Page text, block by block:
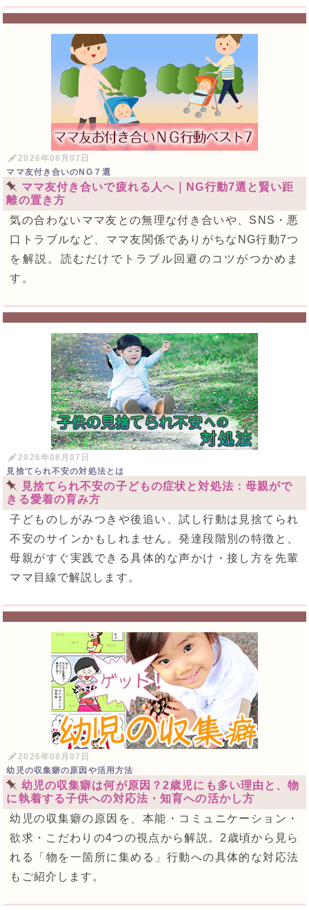
2026年08月07日
ママ友付き合いのNG７選
ママ友付き合いで疲れる人へ｜NG行動7選と賢い距
離の置き方
気の合わないママ友との無理な付き合いや、SNS・悪
口トラブルなど、ママ友関係でありがちなNG行動7つ
を解説。読むだけでトラブル回避のコツがつかめま
す。
2026年08月07日
見捨てられ不安の対処法とは
見捨てられ不安の子どもの症状と対処法：母親がで
きる愛着の育み方
子どものしがみつきや後追い、試し行動は見捨てられ
不安のサインかもしれません。発達段階別の特徴と、
母親がすぐ実践できる具体的な声かけ・接し方を先輩
ママ目線で解説します。
2026年08月07日
幼児の収集癖の原因や活用方法
幼児の収集癖は何が原因？2歳児にも多い理由と、物
に執着する子供への対応法・知育への活かし方
幼児の収集癖の原因を、本能・コミュニケーション・
欲求・こだわりの4つの視点から解説。2歳頃から見ら
れる「物を一箇所に集める」行動への具体的な対応法
もご紹介します。